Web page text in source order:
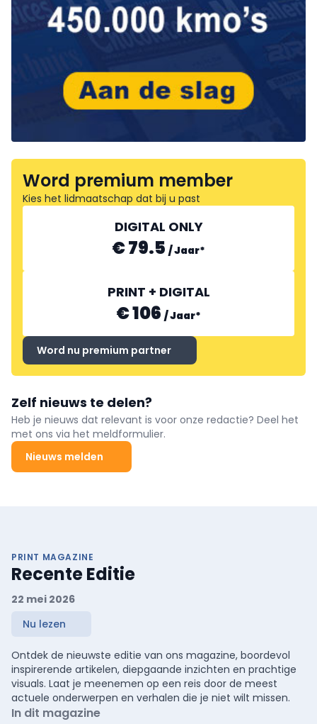
Word premium member
Kies het lidmaatschap dat bij u past
DIGITAL ONLY
€ 79.5 /Jaar*
PRINT + DIGITAL
€ 106 /Jaar*
Word nu premium partner
Zelf nieuws te delen?
Heb je nieuws dat relevant is voor onze redactie? Deel het
met ons via het meldformulier.
Nieuws melden
PRINT MAGAZINE
Recente Editie
22 mei 2026
Nu lezen
Ontdek de nieuwste editie van ons magazine, boordevol
inspirerende artikelen, diepgaande inzichten en prachtige
visuals. Laat je meenemen op een reis door de meest
actuele onderwerpen en verhalen die je niet wilt missen.
In dit magazine